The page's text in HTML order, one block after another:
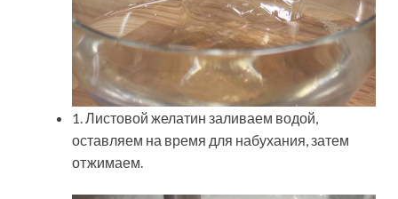
1. Листовой желатин заливаем водой,
оставляем на время для набухания, затем
отжимаем.